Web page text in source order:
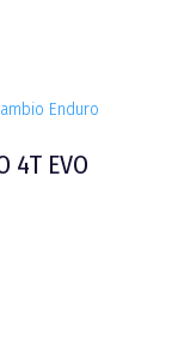
Enduro
4T EVO